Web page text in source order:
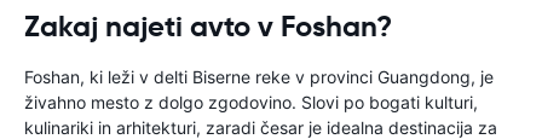
Zakaj najeti avto v Foshan?
Foshan, ki leži v delti Biserne reke v provinci Guangdong, je
živahno mesto z dolgo zgodovino. Slovi po bogati kulturi,
kulinariki in arhitekturi, zaradi česar je idealna destinacija za